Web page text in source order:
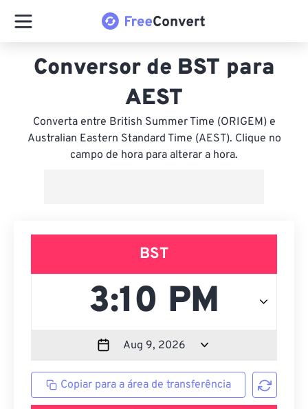
Conversor de BST para
AEST
Converta entre British Summer Time (ORIGEM) e
Australian Eastern Standard Time (AEST). Clique no
campo de hora para alterar a hora.
BST
Copiar para a área de transferência